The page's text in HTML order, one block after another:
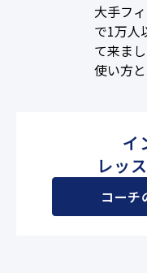
大手フ
で1万人
て来ま
使い方
イ
レッ
コーチ